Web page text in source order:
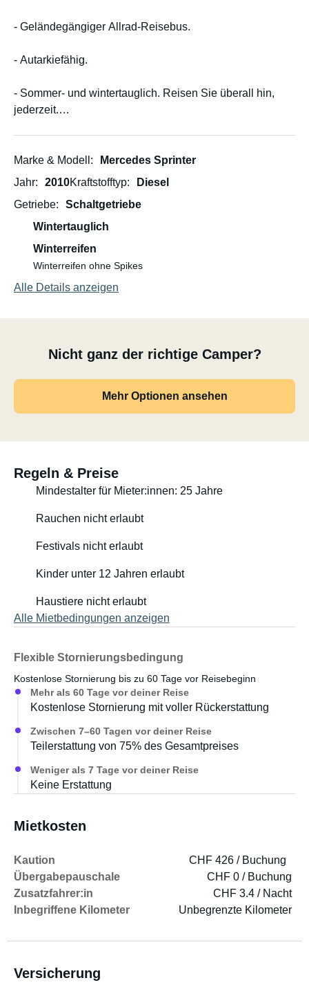
- Geländegängiger Allrad-Reisebus.
- Autarkiefähig.
- Sommer- und wintertauglich. Reisen Sie überall hin,
jederzeit.
zurücklehnen.
USB-Ladeanschlüsse an allen Sitzen und Betten
Markise, Tisch und Sitzgelegenheiten für Mahlzeiten im
Anhängerkupplung
Zusätzlicher Fahrradträger für die Anhängerkupplung
Länge 6 Meter, passt in normale Parklücken
Zugelassen für den normalen Pkw-Führerschein (Klasse
B in Schweden)
Schaltgetriebe
Zwei tragbare Gaskocher
Isolierpaneele für die Fenster im Schlafbereich
Vorhänge für die Frontfenster
Schiebedach für Licht und Belüftung
240-V-Wechselstromwandler (max. 1000 W) zum Laden
von Laptops etc.
Anschluss an externes 240-V-Stromnetz verfügbar
Zusätzliche Ausrüstung zur Miete:
Zwei Kajaks mit Paddel: je 1000 SEK pro Woche
- Mountainbike Größe L: 500 SEK pro Woche
Marke & Modell
Mercedes Sprinter
Jahr
2010Kraftstofftyp
Diesel
Getriebe
Schaltgetriebe
Wintertauglich
Winterreifen
Winterreifen ohne Spikes
Alle Details anzeigen
Nicht ganz der richtige Camper?
Mehr Optionen ansehen
Regeln & Preise
Mindestalter für Mieter:innen: 25 Jahre
Rauchen nicht erlaubt
Festivals nicht erlaubt
Kinder unter 12 Jahren erlaubt
Haustiere nicht erlaubt
Alle Mietbedingungen anzeigen
Flexible Stornierungsbedingung
Kostenlose Stornierung bis zu 60 Tage vor Reisebeginn
Mehr als 60 Tage vor deiner Reise
Kostenlose Stornierung mit voller Rückerstattung
Zwischen 7–60 Tagen vor deiner Reise
Teilerstattung von 75% des Gesamtpreises
Weniger als 7 Tage vor deiner Reise
Keine Erstattung
Mietkosten
Kaution
CHF 426 / Buchung
Übergabepauschale
CHF 0 / Buchung
Zusatzfahrer:in
CHF 3.4 / Nacht
Inbegriffene Kilometer
Unbegrenzte Kilometer
Versicherung